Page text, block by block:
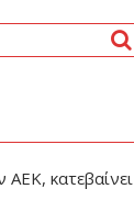
κατεβαίνει